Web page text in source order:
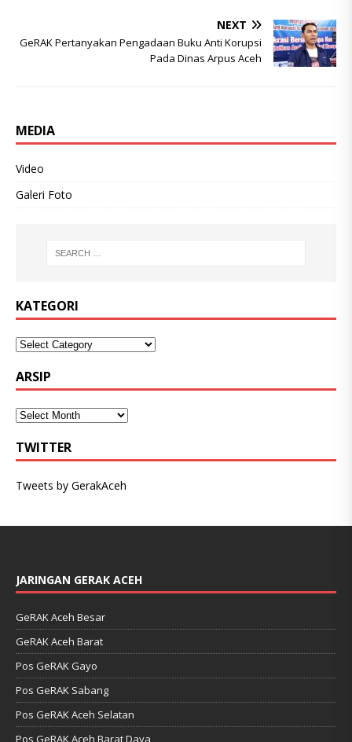
NEXT
GeRAK Pertanyakan Pengadaan Buku Anti Korupsi
Pada Dinas Arpus Aceh
MEDIA
Video
Galeri Foto
KATEGORI
ARSIP
TWITTER
Tweets by GerakAceh
JARINGAN GERAK ACEH
GeRAK Aceh Besar
GeRAK Aceh Barat
Pos GeRAK Gayo
Pos GeRAK Sabang
Pos GeRAK Aceh Selatan
Pos GeRAK Aceh Barat Daya